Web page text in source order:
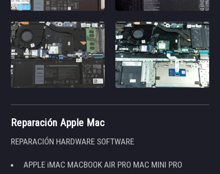
Reparación Apple Mac
REPARACIÓN HARDWARE SOFTWARE
APPLE iMAC MACBOOK AIR PRO MAC MINI PRO